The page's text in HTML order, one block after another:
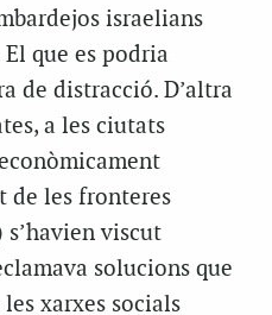
israelians
que es podria
de distracció. D’altra
a les ciutats
de les fronteres
s’havien viscut
solucions que
xarxes socials